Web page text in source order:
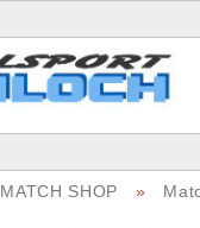
MATCH SHOP »